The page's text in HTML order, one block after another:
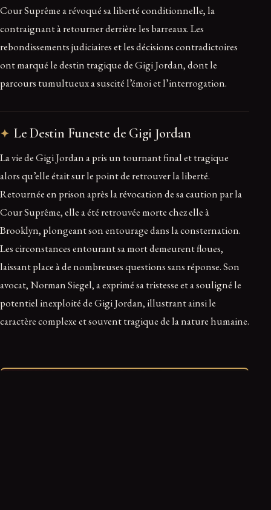
Cour Suprême a révoqué sa liberté conditionnelle, la
contraignant à retourner derrière les barreaux. Les
rebondissements judiciaires et les décisions contradictoires
ont marqué le destin tragique de Gigi Jordan, dont le
parcours tumultueux a suscité l’émoi et l’interrogation.
Le Destin Funeste de Gigi Jordan
La vie de Gigi Jordan a pris un tournant final et tragique
alors qu’elle était sur le point de retrouver la liberté.
Retournée en prison après la révocation de sa caution par la
Cour Suprême, elle a été retrouvée morte chez elle à
Brooklyn, plongeant son entourage dans la consternation.
Les circonstances entourant sa mort demeurent floues,
laissant place à de nombreuses questions sans réponse. Son
avocat, Norman Siegel, a exprimé sa tristesse et a souligné le
potentiel inexploité de Gigi Jordan, illustrant ainsi le
caractère complexe et souvent tragique de la nature humaine.